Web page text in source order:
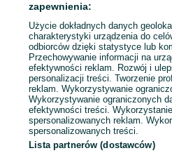
Wyślij wiadomość
zapewnienia:
Użycie dokładnych danych
charakterystyki urządzenia do
odbiorców dzięki statystyce lub
Przechowywanie informacji na
efektywności reklam. Rozwój i
personalizacji treści. Tworzenie
reklam. Wykorzystywanie
Wykorzystywanie ograniczonych
efektywności treści.
spersonalizowanych reklam.
spersonalizowanych treści.
Lista partnerów (dostawców)